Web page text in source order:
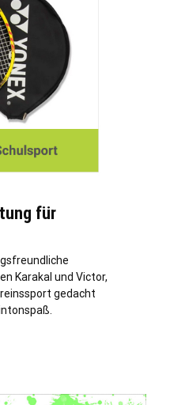
für
Karakal und Victor,
gedacht